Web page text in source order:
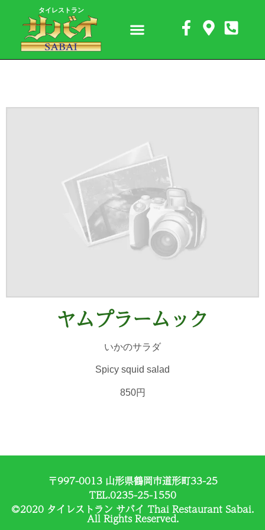
タイレストラン
ヤムプラームック
いかのサラダ
Spicy squid salad
850円
〒997-0013 山形県鶴岡市道形町33-25
TEL.0235-25-1550
©2020 タイレストラン サバイ Thai Restaurant Sabai.
All Rights Reserved.